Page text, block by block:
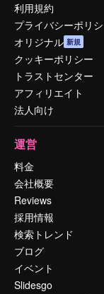
利用規約
プライバシーポリ
オリジナル 新規
クッキーポリシー
トラストセンター
アフィリエイト
法人向け
運営
料金
会社概要
Reviews
採用情報
検索トレンド
ブログ
イベント
Slidesgo